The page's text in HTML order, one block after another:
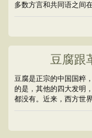
多数方言和共同语之间
豆腐跟
豆腐是正宗的中国国粹
的是，其他的四大发明
都没有。近来，西方世